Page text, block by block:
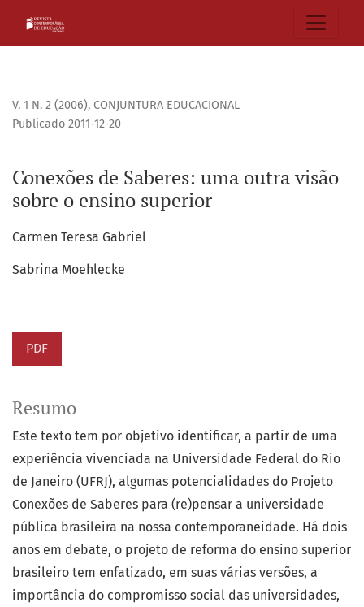
V. 1 N. 2 (2006), CONJUNTURA EDUCACIONAL
Conexões de Saberes: uma outra visão
sobre o ensino superior
Publicado 2011-12-20
Carmen Teresa Gabriel
Sabrina Moehlecke
PDF
Resumo
Este texto tem por objetivo identificar, a partir de uma
experiência vivenciada na Universidade Federal do Rio
de Janeiro (UFRJ), algumas potencialidades do Projeto
Conexões de Saberes para (re)pensar a universidade
pública brasileira na nossa contemporaneidade. Há dois
anos em debate, o projeto de reforma do ensino superior
brasileiro tem enfatizado, em suas várias versões, a
importância do compromisso social das universidades,